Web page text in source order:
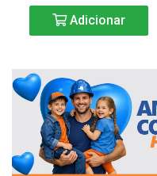
Adicionar